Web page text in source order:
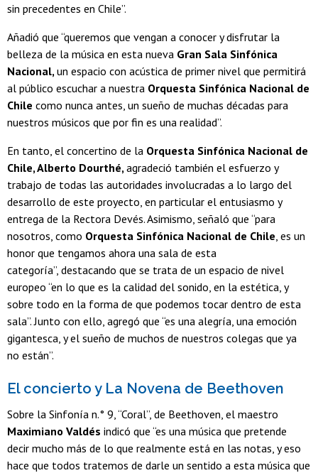
sin precedentes en Chile”.
Añadió que “queremos que vengan a conocer y disfrutar la
belleza de la música en esta nueva Gran Sala Sinfónica
Nacional,un espacio con acústica de primer nivel que permitirá
al público escuchar a nuestra Orquesta Sinfónica Nacional de
Chile como nunca antes, un sueño de muchas décadas para
nuestros músicos que por fin es una realidad”.
En tanto, el concertino de la Orquesta Sinfónica Nacional de
Chile, Alberto Dourthé,agradeció también el esfuerzo y
trabajo de todas las autoridades involucradas a lo largo del
desarrollo de este proyecto, en particular el entusiasmo y
entrega de la Rectora Devés. Asimismo, señaló que “para
nosotros, como Orquesta Sinfónica Nacional de Chile, es un
honor que tengamos ahora una sala de esta
categoría”, destacando que se trata de un espacio de nivel
europeo “en lo que es la calidad del sonido, en la estética, y
sobre todo en la forma de que podemos tocar dentro de esta
sala”. Junto con ello, agregó que “es una alegría, una emoción
gigantesca, y el sueño de muchos de nuestros colegas que ya
no están”.
El concierto y La Novena de Beethoven
Sobre la Sinfonía n.° 9, “Coral”, de Beethoven, el maestro
Maximiano Valdés indicó que “es una música que pretende
decir mucho más de lo que realmente está en las notas, y eso
hace que todos tratemos de darle un sentido a esta música que